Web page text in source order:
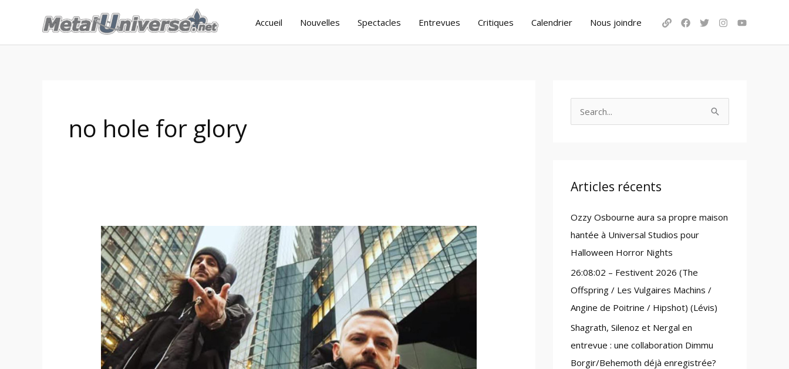
Accueil Nouvelles Spectacles Entrevues Critiques Calendrier Nous joindre
no hole for glory
Dope
Spell
–
Le
duo
metal
parisien
dévoile
«
c
f
o
r
:
Articles récents
Ozzy Osbourne aura sa propre maison
hantée à Universal Studios pour
Halloween Horror Nights
26:08:02 – Festivent 2026 (The
Offspring / Les Vulgaires Machins /
Angine de Poitrine / Hipshot) (Lévis)
Shagrath, Silenoz et Nergal en
entrevue : une collaboration Dimmu
Borgir/Behemoth déjà enregistrée?